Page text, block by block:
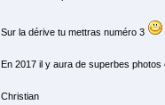
Sur la dérive tu mettras numéro 3
En 2017 il y aura de superbes photos
Christian